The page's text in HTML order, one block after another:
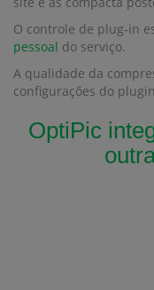
O controle de plug-in
pessoal do serviço.
A qualidade da
configurações do
OptiPic